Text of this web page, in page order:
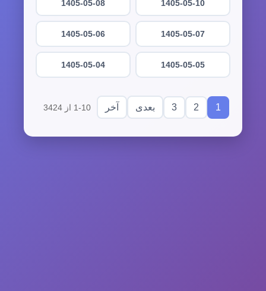
1405-05-10
1405-05-08
1405-05-07
1405-05-06
1405-05-05
1405-05-04
1
2
3 بعدی آخر 1-10 از 3424